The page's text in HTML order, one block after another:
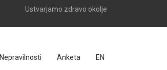
Ustvarjamo zdravo okolje
Nepravilnosti Anketa EN